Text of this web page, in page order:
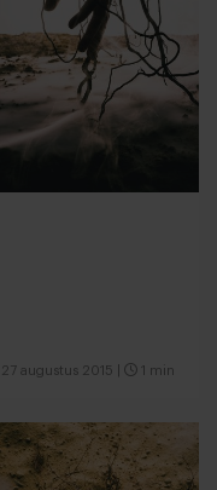
27 augustus 2015 1 min